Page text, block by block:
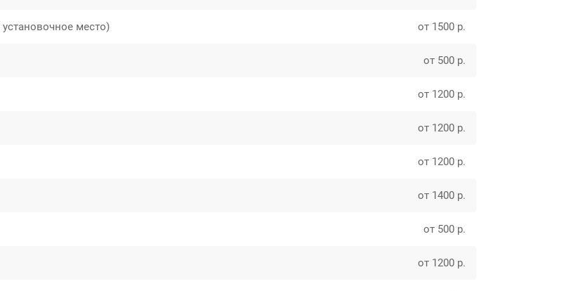
установочное место) от 1500 р.
от 500 р.
от 1200 р.
от 1200 р.
от 1200 р.
от 1400 р.
от 500 р.
от 1200 р.